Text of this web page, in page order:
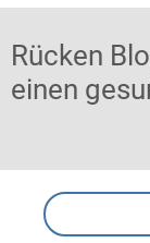
Rücken
einen